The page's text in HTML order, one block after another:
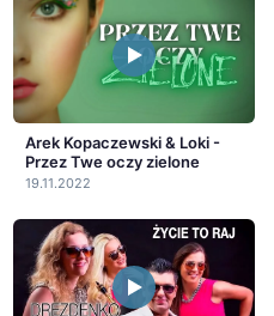
Arek Kopaczewski & Loki -
Przez Twe oczy zielone
19.11.2022